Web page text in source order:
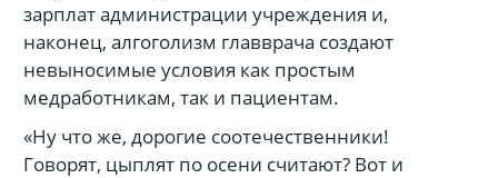
зарплат администрации учреждения и,
наконец, алгоголизм главврача создают
невыносимые условия как простым
медработникам, так и пациентам.
«Ну что же, дорогие соотечественники!
Говорят, цыплят по осени считают? Вот и